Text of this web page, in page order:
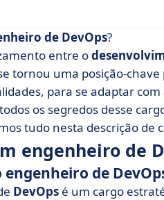
engenheiro de DevOps?
me tornar um engenheiro
ferramentas de DevOps?
de um engenheiro de
de DevOps?
entre o
tornou uma posição-
para se adaptar com
os segredos desse
tudo nesta descrição de
engenheiro de
engenheiro de
DevOps é um cargo